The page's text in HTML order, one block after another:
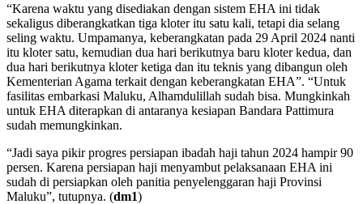
“Karena waktu yang disediakan dengan sistem EHA ini tidak
sekaligus diberangkatkan tiga kloter itu satu kali, tetapi dia selang
seling waktu. Umpamanya, keberangkatan pada 29 April 2024 nanti
itu kloter satu, kemudian dua hari berikutnya baru kloter kedua, dan
dua hari berikutnya kloter ketiga dan itu teknis yang dibangun oleh
Kementerian Agama terkait dengan keberangkatan EHA”. “Untuk
fasilitas embarkasi Maluku, Alhamdulillah sudah bisa. Mungkinkah
untuk EHA diterapkan di antaranya kesiapan Bandara Pattimura
sudah memungkinkan.
“Jadi saya pikir progres persiapan ibadah haji tahun 2024 hampir 90
persen. Karena persiapan haji menyambut pelaksanaan EHA ini
sudah di persiapkan oleh panitia penyelenggaran haji Provinsi
Maluku”, tutupnya. (dm1)